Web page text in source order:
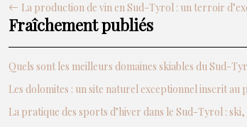
La production de vin en Sud-Tyrol : un terroir
Fraîchement publiés
Quels sont les meilleurs domaines skiables du Sud-
Les dolomites : un site naturel exceptionnel inscrit au
La pratique des sports d’hiver dans le Sud-Tyrol :